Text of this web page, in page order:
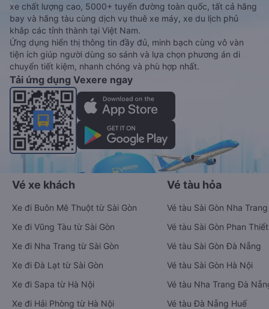
xe chất lượng cao, 5000+ tuyến đường toàn quốc, tất cả hãng
bay và hãng tàu cùng dịch vụ thuê xe máy, xe du lịch phủ
khắp các tỉnh thành tại Việt Nam.
Ứng dụng hiển thị thông tin đầy đủ, minh bạch cùng vô vàn
tiện ích giúp người dùng so sánh và lựa chọn phương án di
chuyển tiết kiệm, nhanh chóng và phù hợp nhất.
Tải ứng dụng Vexere ngay
Vé xe khách
Xe đi Buôn Mê Thuột từ Sài Gòn
Xe đi Vũng Tàu từ Sài Gòn
Xe đi Nha Trang từ Sài Gòn
Xe đi Đà Lạt từ Sài Gòn
Xe đi Sapa từ Hà Nội
Xe đi Hải Phòng từ Hà Nội
Vé tàu hỏa
Vé tàu Sài Gòn Nha Trang
Vé tàu Sài Gòn Phan Thiết
Vé tàu Sài Gòn Đà Nẵng
Vé tàu Sài Gòn Hà Nội
Vé tàu Nha Trang Đà
Vé tàu Đà Nẵng Huế